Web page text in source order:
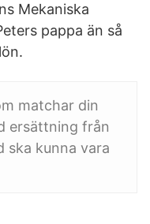
Mekaniska
pappa än så
matchar din
ersättning från
ska kunna vara